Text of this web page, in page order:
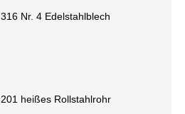
316 Nr. 4 Edelstahlblech
201 heißes Rollstahlrohr